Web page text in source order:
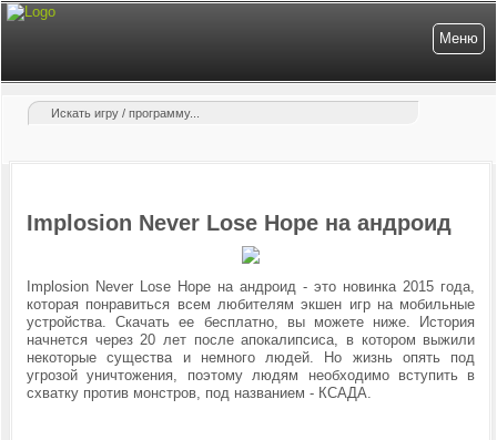
Меню
Implosion Never Lose Hope на андроид
Implosion Never Lose Hope на андроид - это новинка 2015 года,
которая понравиться всем любителям экшен игр на мобильные
устройства. Скачать ее бесплатно, вы можете ниже. История
начнется через 20 лет после апокалипсиса, в котором выжили
некоторые существа и немного людей. Но жизнь опять под
угрозой уничтожения, поэтому людям необходимо вступить в
схватку против монстров, под названием - КСАДА.